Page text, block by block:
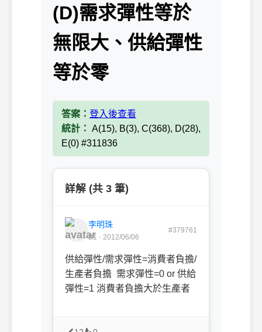
(D)需求彈性等於
無限大、供給彈性
等於零
答案： 登入後查看
統計： A(15), B(3), C(368), D(28),
E(0) #311836
詳解 (共 3 筆)
李明珠
B1 · 2012/06/06
#379761
供給彈性/需求彈性=消費者負擔/
生產者負擔 需求彈性=0 or 供給
彈性=1 消費者負擔大於生產者